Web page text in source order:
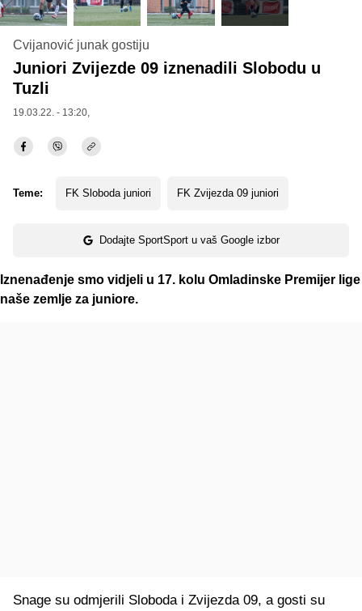
Cvijanović junak gostiju
Juniori Zvijezde 09 iznenadili Slobodu u
Tuzli
19.03.22. - 13:20,
Teme: FK Sloboda juniori FK Zvijezda 09 juniori
Dodajte SportSport u vaš Google izbor
Iznenađenje smo vidjeli u 17. kolu Omladinske Premijer lige
naše zemlje za juniore.
Snage su odmjerili Sloboda i Zvijezda 09, a gosti su